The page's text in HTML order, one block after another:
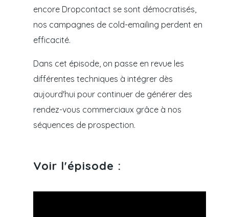
encore Dropcontact se sont démocratisés,
nos campagnes de cold-emailing perdent en
efficacité.
Dans cet épisode, on passe en revue les
différentes techniques à intégrer dès
aujourd'hui pour continuer de générer des
rendez-vous commerciaux grâce à nos
séquences de prospection.
Voir l'épisode :